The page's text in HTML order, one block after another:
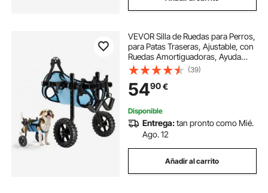
VEVOR Silla de Ruedas para Perros,
para Patas Traseras, Ajustable, con
Ruedas Amortiguadoras, Ayuda
para Caminar para Perros
Discapacitados, Paralizados o
Lesionados hasta 10 kg, S, Negro y
Azul
(39)
5490€
Disponible
Entrega:tan pronto como Mié.
Ago. 12
Añadir al carrito